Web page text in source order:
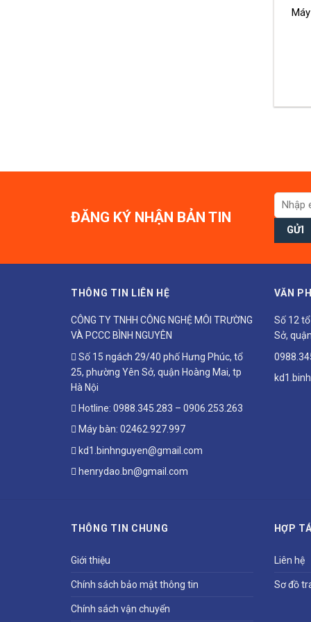
ĐĂNG KÝ NHẬN BẢN TIN
THÔNG TIN LIÊN HỆ
CÔNG TY TNHH CÔNG NGHỆ MÔI TRƯỜNG
VÀ PCCC BÌNH NGUYÊN
Số 15 ngách 29/40 phố Hưng Phúc, tổ
25, phường Yên Sở, quận Hoàng Mai, tp
Hà Nội
Hotline: 0988.345.283 – 0906.253.263
Máy bàn: 02462.927.997
kd1.binhnguyen@gmail.com
henrydao.bn@gmail.com
VĂN
Số 12
Sở,
THÔNG TIN CHUNG
Giới thiệu
Chính sách bảo mật thông tin
Chính sách vận chuyển
HỢP
Liên hệ
Sơ đồ